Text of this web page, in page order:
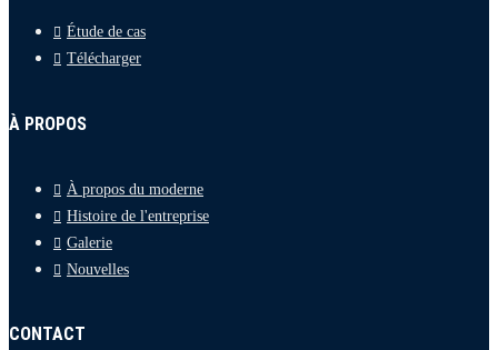
Étude de cas
Télécharger
À PROPOS
À propos du moderne
Histoire de l'entreprise
Galerie
Nouvelles
CONTACT